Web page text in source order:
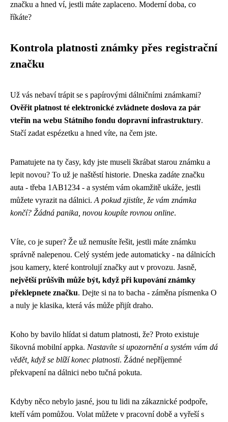
značku a hned ví, jestli máte zaplaceno. Moderní doba, co
říkáte?
Kontrola platnosti známky přes registrační
značku
Už vás nebaví trápit se s papírovými dálničními známkami?
Ověřit platnost té elektronické zvládnete doslova za pár
vteřin na webu Státního fondu dopravní infrastruktury.
Stačí zadat espézetku a hned víte, na čem jste.
Pamatujete na ty časy, kdy jste museli škrábat starou známku a
lepit novou? To už je naštěstí historie. Dneska zadáte značku
auta - třeba 1AB1234 - a systém vám okamžitě ukáže, jestli
můžete vyrazit na dálnici. A pokud zjistíte, že vám známka
končí? Žádná panika, novou koupíte rovnou online.
Víte, co je super? Že už nemusíte řešit, jestli máte známku
správně nalepenou. Celý systém jede automaticky - na dálnicích
jsou kamery, které kontrolují značky aut v provozu. Jasně,
největší průšvih může být, když při kupování známky
překlepnete značku. Dejte si na to bacha - záměna písmenka O
a nuly je klasika, která vás může přijít draho.
Koho by bavilo hlídat si datum platnosti, že? Proto existuje
šikovná mobilní appka. Nastavíte si upozornění a systém vám dá
vědět, když se blíží konec platnosti. Žádné nepříjemné
překvapení na dálnici nebo tučná pokuta.
Kdyby něco nebylo jasné, jsou tu lidi na zákaznické podpoře,
kteří vám pomůžou. Volat můžete v pracovní době a vyřeší s